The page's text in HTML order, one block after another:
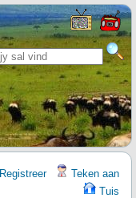
Registreer
Teken aan
Tuis